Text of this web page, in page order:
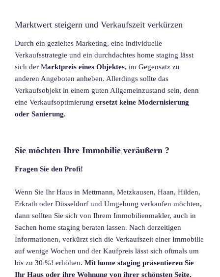
Marktwert steigern und Verkaufszeit verkürzen
Durch ein gezieltes Marketing, eine individuelle
Verkaufsstrategie und ein durchdachtes home staging lässt
sich der Marktpreis eines Objektes, im Gegensatz zu
anderen Angeboten anheben. Allerdings sollte das
Verkaufsobjekt in einem guten Allgemeinzustand sein, denn
eine Verkaufsoptimierung ersetzt keine Modernisierung
oder Sanierung.
Sie möchten Ihre Immobilie veräußern ?
Fragen Sie den Profi!
Wenn Sie Ihr Haus in Mettmann, Metzkausen, Haan, Hilden,
Erkrath oder Düsseldorf und Umgebung verkaufen möchten,
dann sollten Sie sich von Ihrem Immobilienmakler, auch in
Sachen home staging beraten lassen. Nach derzeitigen
Informationen, verkürzt sich die Verkaufszeit einer Immobilie
auf wenige Wochen und der Kaufpreis lässt sich oftmals um
bis zu 30 %! erhöhen. Mit home staging präsentieren Sie
Ihr Haus oder ihre Wohnung von ihrer schönsten Seite,